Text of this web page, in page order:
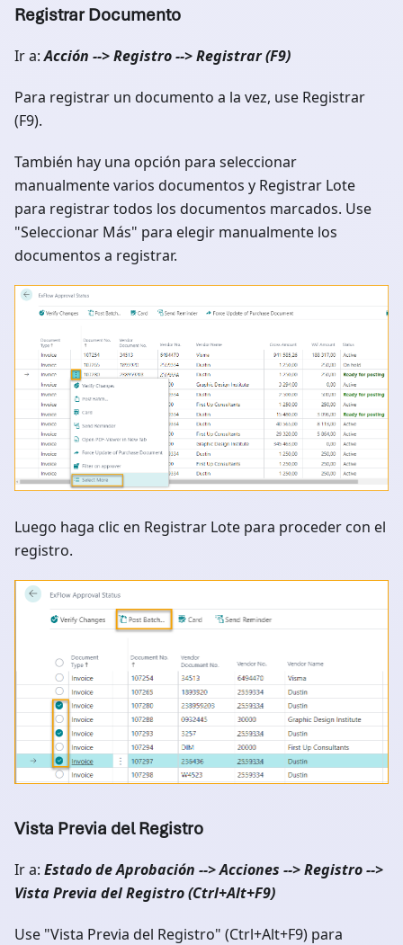
Registrar Documento
Ir a:Acción --> Registro --> Registrar (F9)
Para registrar un documento a la vez, use Registrar
(F9).
También hay una opción para seleccionar
manualmente varios documentos y Registrar Lote
para registrar todos los documentos marcados. Use
"Seleccionar Más" para elegir manualmente los
documentos a registrar.
Luego haga clic en Registrar Lote para proceder con el
registro.
Vista Previa del Registro
Ir a: Estado de Aprobación --> Acciones --> Registro -->
Vista Previa del Registro (Ctrl+Alt+F9)
Use "Vista Previa del Registro" (Ctrl+Alt+F9) para